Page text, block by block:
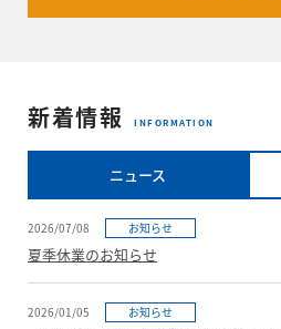
新着情報 INFORMATION
ニュース
2026/07/08 お知らせ
夏季休業のお知らせ
2026/01/05 お知らせ